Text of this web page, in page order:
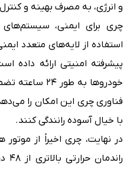
و انرژی، به مصرف بهینه و
چری برای ایمنی،
استفاده از لایه‌های متعدد
پیشرفته امنیتی ارائه داده
خودروها به
فناوری چری این امکان را
با خیال آسوده رانندگی کنند.
در نهایت، چری اخیراً از